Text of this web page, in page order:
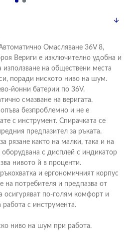
Омасляване 36V 8,
Вериги е изключително удобна и
на обществени места
поради ниското ниво на шум.
йонни батерии по 36V.
смазване на веригата.
безпроблемно и не е
с инструмент. Спирачката се
предпазител за ръката.
рязане както на малки, така и на
оборудвана с дисплей с индикатор
нивото й в проценти.
и ергономичният корпус
на потребителя и предпазва от
осигуряват по-голям комфорт и
с инструмента.
ниво на шум при работа.